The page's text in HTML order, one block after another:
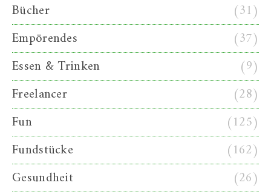
Bücher
(31)
Empörendes
(37)
Essen & Trinken
(9)
Freelancer
(28)
Fun
(125)
Fundstücke
(162)
Gesundheit
(26)